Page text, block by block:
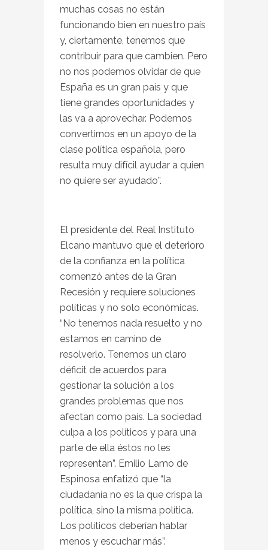
muchas cosas no están
funcionando bien en nuestro país
y, ciertamente, tenemos que
contribuir para que cambien. Pero
no nos podemos olvidar de que
España es un gran país y que
tiene grandes oportunidades y
las va a aprovechar. Podemos
convertirnos en un apoyo de la
clase política española, pero
resulta muy difícil ayudar a quien
no quiere ser ayudado”.
El presidente del Real Instituto
Elcano mantuvo que el deterioro
de la confianza en la política
comenzó antes de la Gran
Recesión y requiere soluciones
políticas y no solo económicas.
“No tenemos nada resuelto y no
estamos en camino de
resolverlo. Tenemos un claro
déficit de acuerdos para
gestionar la solución a los
grandes problemas que nos
afectan como país. La sociedad
culpa a los políticos y para una
parte de ella éstos no les
representan”. Emilio Lamo de
Espinosa enfatizó que “la
ciudadanía no es la que crispa la
política, sino la misma política.
Los políticos deberían hablar
menos y escuchar más”.